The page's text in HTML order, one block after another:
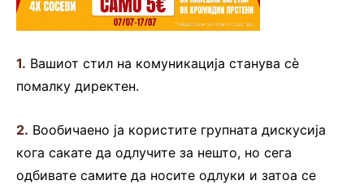
1. Вашиот стил на комуникација станува сè
помалку директен.
2. Вообичаено ја користите групната дискусија
кога сакате да одлучите за нешто, но сега
одбивате самите да носите одлуки и затоа се